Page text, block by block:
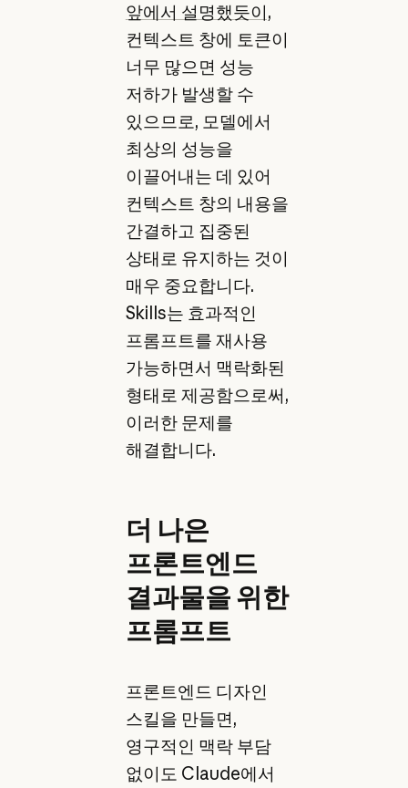
앞에서 설명했듯이,
컨텍스트 창에 토큰이
너무 많으면 성능
저하가 발생할 수
있으므로, 모델에서
최상의 성능을
이끌어내는 데 있어
컨텍스트 창의 내용을
간결하고 집중된
상태로 유지하는 것이
매우 중요합니다.
Skills는 효과적인
프롬프트를 재사용
가능하면서 맥락화된
형태로 제공함으로써,
이러한 문제를
해결합니다.
더 나은
프론트엔드
결과물을 위한
프롬프트
프론트엔드 디자인
스킬을 만들면,
영구적인 맥락 부담
없이도 Claude에서